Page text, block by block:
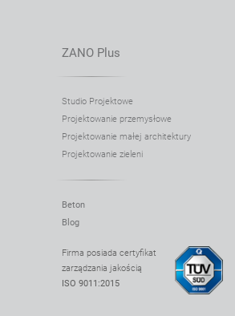
ZANO Plus
Studio Projektowe
Projektowanie przemysłowe
Projektowanie małej architektury
Projektowanie zieleni
Beton
Blog
Firma posiada certyfikat
zarządzania jakością
ISO 9011:2015